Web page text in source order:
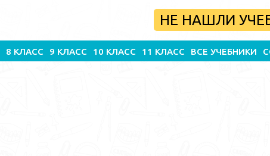
НЕ НАШЛИ
8 КЛАСС 9 КЛАСС 10 КЛАСС 11 КЛАСС ВСЕ УЧЕБНИКИ